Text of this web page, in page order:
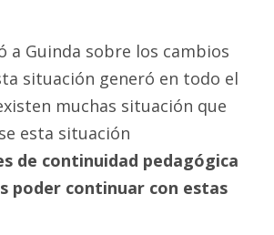
a Guinda sobre los cambios
situación generó en todo el
muchas situación que
esta situación
de continuidad pedagógica
poder continuar con estas